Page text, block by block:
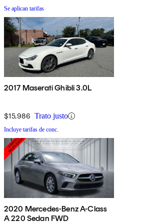
Se aplican tarifas
2017 Maserati Ghibli 3.0L
$15,986 Trato justo
Incluye tarifas de conc.
2020 Mercedes-Benz A-Class
A 220 Sedan FWD